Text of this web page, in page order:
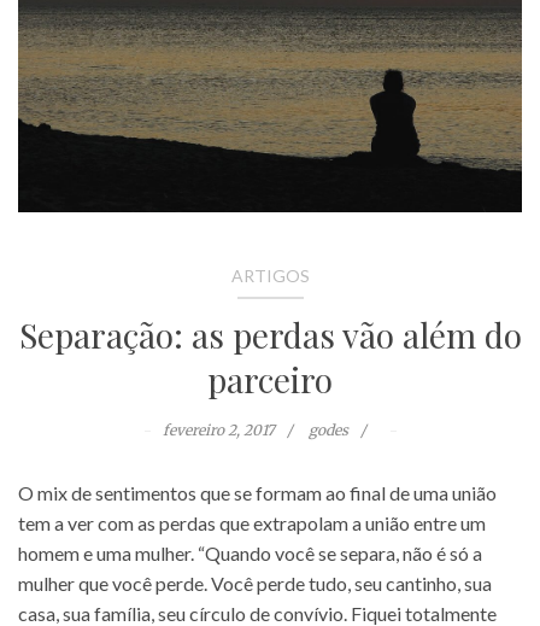
ARTIGOS
Separação: as perdas vão além do
parceiro
fevereiro 2, 2017 godes
O mix de sentimentos que se formam ao final de uma união
tem a ver com as perdas que extrapolam a união entre um
homem e uma mulher. “Quando você se separa, não é só a
mulher que você perde. Você perde tudo, seu cantinho, sua
casa, sua família, seu círculo de convívio. Fiquei totalmente